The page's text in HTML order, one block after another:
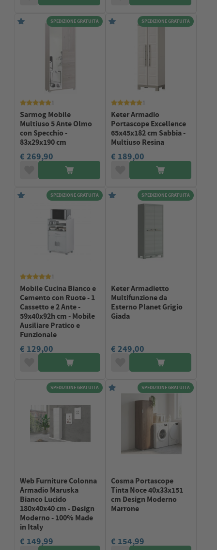
SPEDIZIONE GRATUITA
Sarmog Mobile
Multiuso 5 Ante Olmo
con Specchio -
83x29x190 cm
€ 269,90
SPEDIZIONE GRATUITA
Keter Armadio
Portascope Excellence
65x45x182 cm Sabbia -
Multiuso Resina
€ 189,00
SPEDIZIONE GRATUITA
Mobile Cucina Bianco e
Cemento con Ruote - 1
Cassetto e 2 Ante -
59x40x92h cm - Mobile
Ausiliare Pratico e
Funzionale
€ 129,00
SPEDIZIONE GRATUITA
Keter Armadietto
Multifunzione da
Esterno Planet Grigio
Giada
€ 249,00
SPEDIZIONE GRATUITA
Web Furniture Colonna
Armadio Maruska
Bianco Lucido
180x40x40 cm - Design
Moderno - 100% Made
in Italy
€ 149,99
SPEDIZIONE GRATUITA
Cosma Portascope
Tinta Noce 40x33x151
cm Design Moderno
Marrone
€ 154,99